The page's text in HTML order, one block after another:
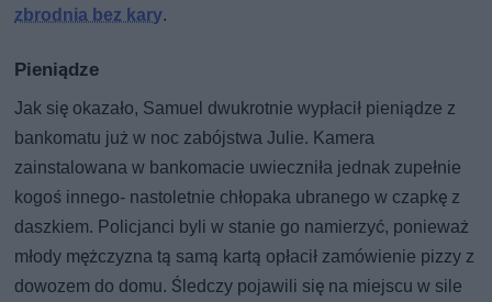
zbrodnia bez kary.
Pieniądze
Jak się okazało, Samuel dwukrotnie wypłacił pieniądze z
bankomatu już w noc zabójstwa Julie. Kamera
zainstalowana w bankomacie uwieczniła jednak zupełnie
kogoś innego- nastoletnie chłopaka ubranego w czapkę z
daszkiem. Policjanci byli w stanie go namierzyć, ponieważ
młody mężczyzna tą samą kartą opłacił zamówienie pizzy z
dowozem do domu. Śledczy pojawili się na miejscu w sile